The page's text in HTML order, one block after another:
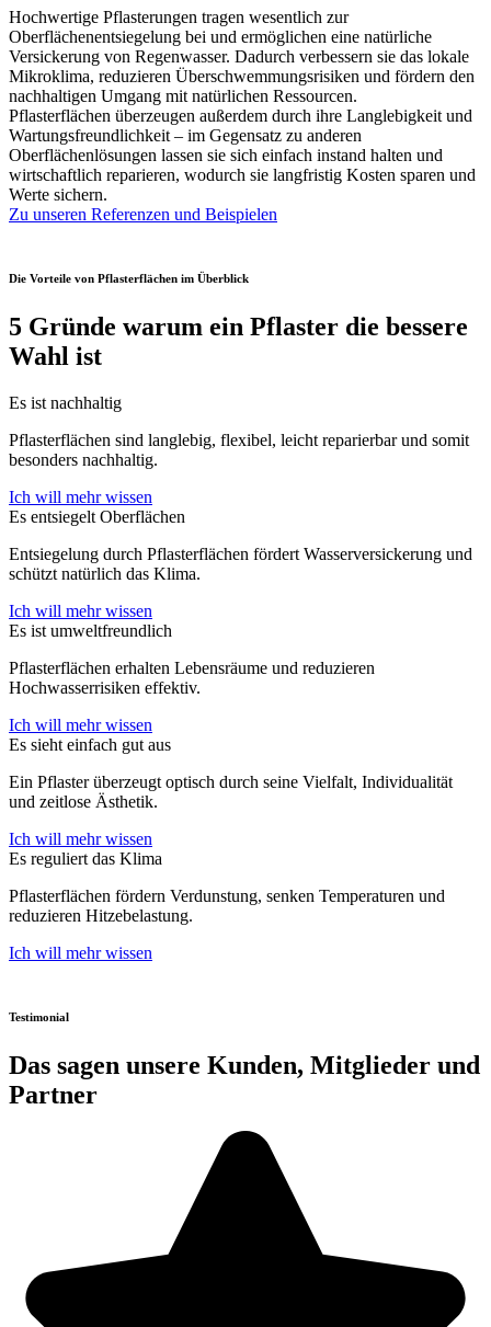
Hochwertige Pflasterungen tragen wesentlich zur
Oberflächenentsiegelung bei und ermöglichen eine natürliche
Versickerung von Regenwasser. Dadurch verbessern sie das lokale
Mikroklima, reduzieren Überschwemmungsrisiken und fördern den
nachhaltigen Umgang mit natürlichen Ressourcen.
Pflasterflächen überzeugen außerdem durch ihre Langlebigkeit und
Wartungsfreundlichkeit – im Gegensatz zu anderen
Oberflächenlösungen lassen sie sich einfach instand halten und
wirtschaftlich reparieren, wodurch sie langfristig Kosten sparen und
Werte sichern.
Zu unseren Referenzen und Beispielen
Die Vorteile von Pflasterflächen im Überblick
5 Gründe warum ein Pflaster die bessere
Wahl ist
Es ist nachhaltig
Pflasterflächen sind langlebig, flexibel, leicht reparierbar und somit
besonders nachhaltig.
Ich will mehr wissen
Es entsiegelt Oberflächen
Entsiegelung durch Pflasterflächen fördert Wasserversickerung und
schützt natürlich das Klima.
Ich will mehr wissen
Es ist umweltfreundlich
Pflasterflächen erhalten Lebensräume und reduzieren
Hochwasserrisiken effektiv.
Ich will mehr wissen
Es sieht einfach gut aus
Ein Pflaster überzeugt optisch durch seine Vielfalt, Individualität
und zeitlose Ästhetik.
Ich will mehr wissen
Es reguliert das Klima
Pflasterflächen fördern Verdunstung, senken Temperaturen und
reduzieren Hitzebelastung.
Ich will mehr wissen
Testimonial
Das sagen unsere Kunden, Mitglieder und
Partner